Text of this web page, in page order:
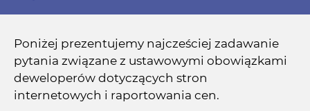
Poniżej prezentujemy najcześciej zadawanie
pytania związane z ustawowymi obowiązkami
deweloperów dotyczących stron
internetowych i raportowania cen.